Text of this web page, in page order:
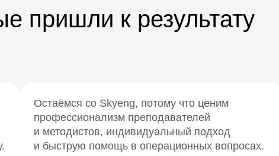
пришли к результату
Остаёмся со Skyeng, потому что ценим
профессионализм преподавателей
и методистов, индивидуальный подход
и быструю помощь в операционных вопросах.